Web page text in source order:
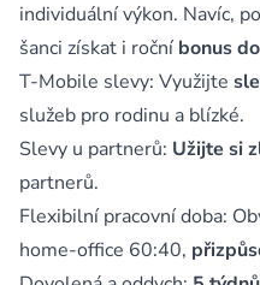
individuální výkon. Navíc,
šanci získat i ročníbonus
T-Mobile slevy: Využijte
služeb pro rodinu a blízké.
Slevy u partnerů: Užijte si
partnerů.
Flexibilní pracovní doba:
home-office 60:40,